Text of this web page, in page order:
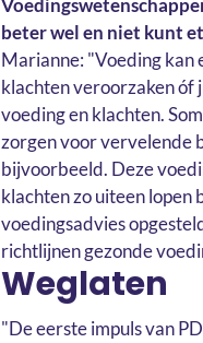
beter wel en niet kunt
Marianne: "Voeding kan
klachten veroorzaken óf
voeding en klachten.
zorgen voor vervelende
bijvoorbeeld. Deze
klachten zo uiteen lopen
voedingsadvies
richtlijnen gezonde
Weglaten
"De eerste impuls van